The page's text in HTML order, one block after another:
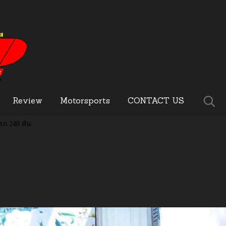
Review Motorsports CONTACT US
ถ 240 คัน